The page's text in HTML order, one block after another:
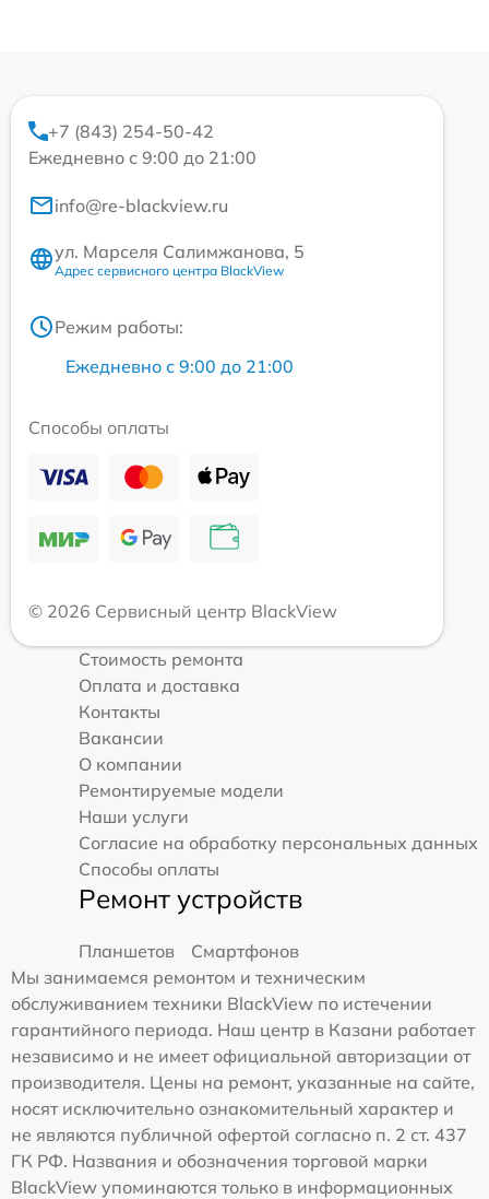
+7 (843) 254-50-42
Ежедневно с 9:00 до 21:00
info@re-blackview.ru
ул. Марселя Салимжанова, 5
Адрес сервисного центра BlackView
Режим работы:
Ежедневно с 9:00 до 21:00
Способы оплаты
© 2026 Сервисный центр BlackView
Стоимость ремонта
Оплата и доставка
Контакты
Вакансии
О компании
Ремонтируемые модели
Наши услуги
Согласие на обработку персональных данных
Способы оплаты
Ремонт устройств
Планшетов
Смартфонов
Мы занимаемся ремонтом и техническим
обслуживанием техники BlackView по истечении
гарантийного периода. Наш центр в Казани работает
независимо и не имеет официальной авторизации от
производителя. Цены на ремонт, указанные на сайте,
носят исключительно ознакомительный характер и
не являются публичной офертой согласно п. 2 ст. 437
ГК РФ. Названия и обозначения торговой марки
BlackView упоминаются только в информационных